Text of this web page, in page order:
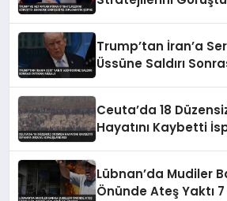
Trump’tan İran’a
Üssüne Saldırı
Ceuta’da 18
Hayatını Kaybetti
Lübnan’da Mudiler
Önünde Ateş Yaktı 7